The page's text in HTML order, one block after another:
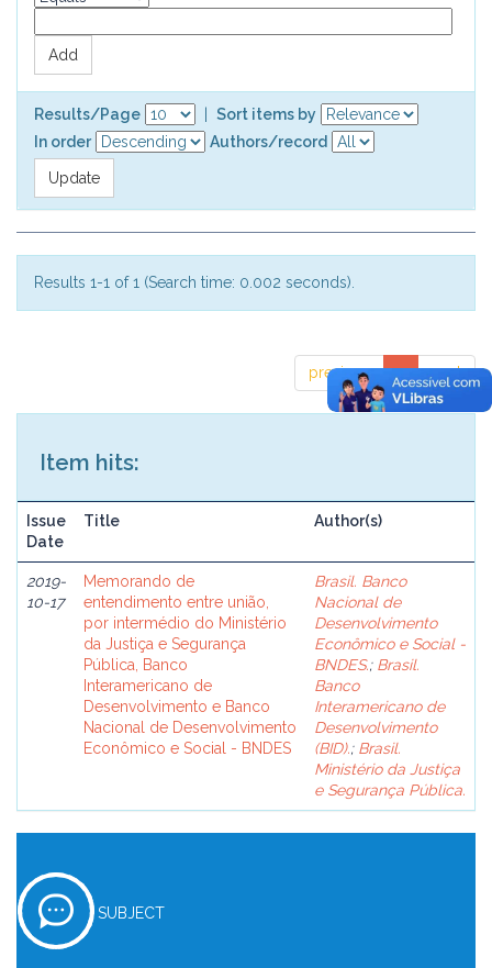
Results/Page
Sort items by
In order
Authors/record
Results 1-1 of 1 (Search time: 0.002 seconds).
previous 1 next
Item hits:
Issue
Date
Title Author(s)
2019-
10-17
Memorando de
entendimento entre união,
por intermédio do Ministério
da Justiça e Segurança
Pública, Banco
Interamericano de
Desenvolvimento e Banco
Nacional de Desenvolvimento
Econômico e Social - BNDES
Brasil. Banco
Nacional de
Desenvolvimento
Econômico e Social -
BNDES.; Brasil.
Banco
Interamericano de
Desenvolvimento
(BID).; Brasil.
Ministério da Justiça
e Segurança Pública.
SUBJECT